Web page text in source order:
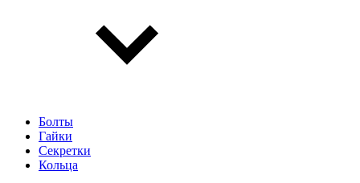
Болты
Гайки
Секретки
Кольца